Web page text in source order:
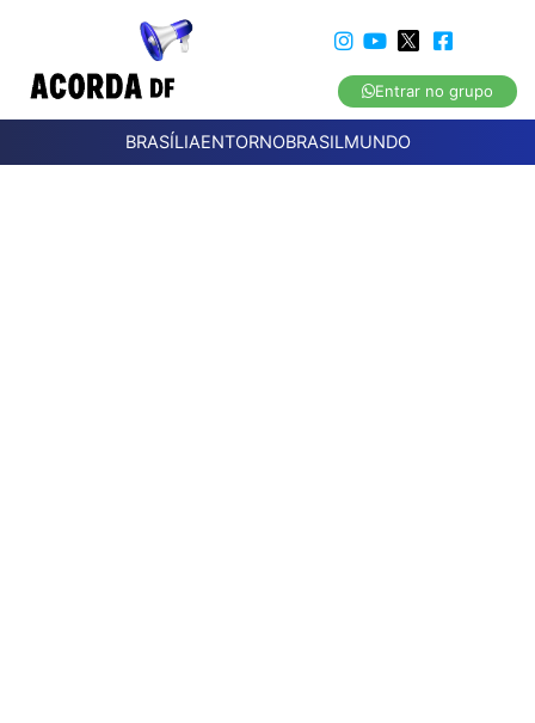
Entrar no grupo
BRASÍLIAENTORNOBRASILMUNDO